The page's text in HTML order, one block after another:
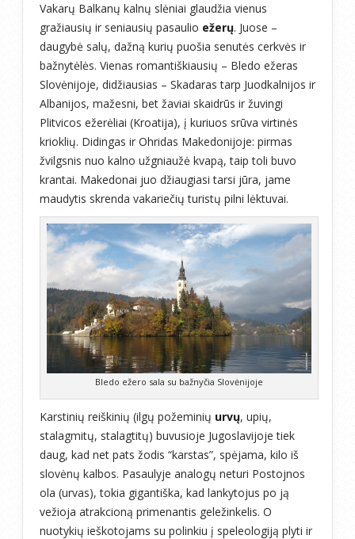
Vakarų Balkanų kalnų slėniai glaudžia vienus
gražiausių ir seniausių pasaulio ežerų. Juose –
daugybė salų, dažną kurių puošia senutės cerkvės ir
bažnytėlės. Vienas romantiškiausių – Bledo ežeras
Slovėnijoje, didžiausias – Skadaras tarp Juodkalnijos ir
Albanijos, mažesni, bet žaviai skaidrūs ir žuvingi
Plitvicos ežerėliai (Kroatija), į kuriuos srūva virtinės
krioklių. Didingas ir Ohridas Makedonijoje: pirmas
žvilgsnis nuo kalno užgniaužė kvapą, taip toli buvo
krantai. Makedonai juo džiaugiasi tarsi jūra, jame
maudytis skrenda vakariečių turistų pilni lėktuvai.
Bledo ežero sala su bažnyčia Slovėnijoje
Karstinių reiškinių (ilgų požeminių urvų, upių,
stalagmitų, stalagtitų) buvusioje Jugoslavijoje tiek
daug, kad net pats žodis “karstas”, spėjama, kilo iš
slovėnų kalbos. Pasaulyje analogų neturi Postojnos
ola (urvas), tokia gigantiška, kad lankytojus po ją
vežioja atrakcioną primenantis geležinkelis. O
nuotykių ieškotojams su polinkiu į speleologiją plyti ir